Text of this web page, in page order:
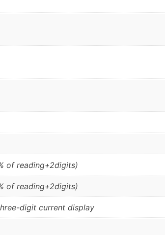
of reading+2digits)
of reading+2digits)
digit current display